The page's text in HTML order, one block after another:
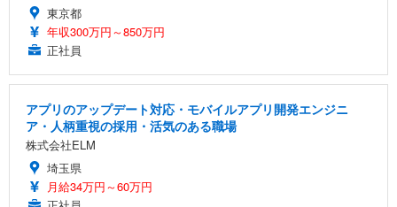
東京都
年収300万円～850万円
正社員
アプリのアップデート対応・モバイルアプリ開発エンジニ
ア・人柄重視の採用・活気のある職場
株式会社ELM
埼玉県
月給34万円～60万円